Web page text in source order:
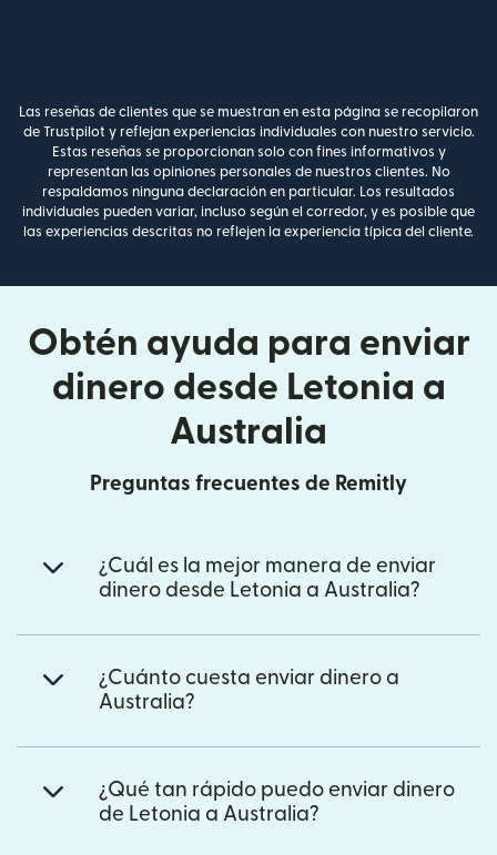
Las reseñas de clientes que se muestran en esta página se recopilaron
de Trustpilot y reflejan experiencias individuales con nuestro servicio.
Estas reseñas se proporcionan solo con fines informativos y
representan las opiniones personales de nuestros clientes. No
respaldamos ninguna declaración en particular. Los resultados
individuales pueden variar, incluso según el corredor, y es posible que
las experiencias descritas no reflejen la experiencia típica del cliente.
Obtén ayuda para enviar
dinero desde Letonia a
Australia
Preguntas frecuentes de Remitly
¿Cuál es la mejor manera de enviar
dinero desde Letonia a Australia?
¿Cuánto cuesta enviar dinero a
Australia?
¿Qué tan rápido puedo enviar dinero
de Letonia a Australia?